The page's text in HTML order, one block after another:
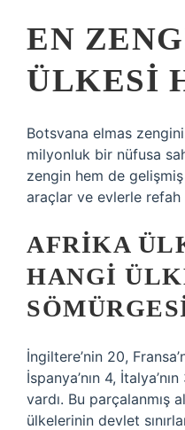
EN
ÜLKESI
Botsvana elmas
milyonluk bir nüfusa
zengin hem de
araçlar ve evlerle refah
AFRIKA
HANGI
İngiltere’nin 20,
İspanya’nın 4,
vardı. Bu parçalanmış
ülkelerinin devlet